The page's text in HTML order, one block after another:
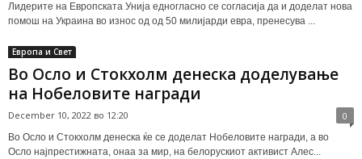
Лидерите на Европската Унија едногласно се согласија да и доделат нова
помош на Украина во износ од од 50 милијарди евра, пренесува ...
Европа и Свет
Во Осло и Стокхолм денеска доделување
на Нобеловите награди
December 10, 2022 во 12:20 0
Во Осло и Стокхолм денеска ќе се доделат Нобеловите награди, а во
Осло најпрестижната, онаа за мир, на белорускиот активист Алес...